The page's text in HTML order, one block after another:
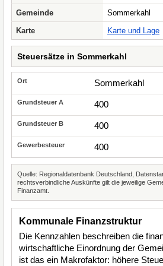
Gemeinde
Sommerkahl
Karte
Karte und Lage
Steuersätze in Sommerkahl
Sommerkahl
400
400
400
Quelle: Regionaldatenbank Deutschland,
rechtsverbindliche Auskünfte gilt die jeweilige
Finanzamt.
Kommunale Finanzstruktur
Die Kennzahlen beschreiben die
wirtschaftliche Einordnung der
ist das ein Makrofaktor: höhere